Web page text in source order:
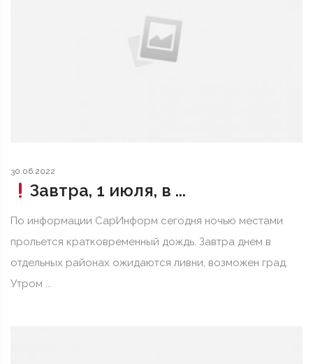
30.06.2022
Завтра, 1 июля, в ...
По информации СарИнформ сегодня ночью местами
прольется кратковременный дождь. Завтра днем в
отдельных районах ожидаются ливни, возможен град.
Утром ...